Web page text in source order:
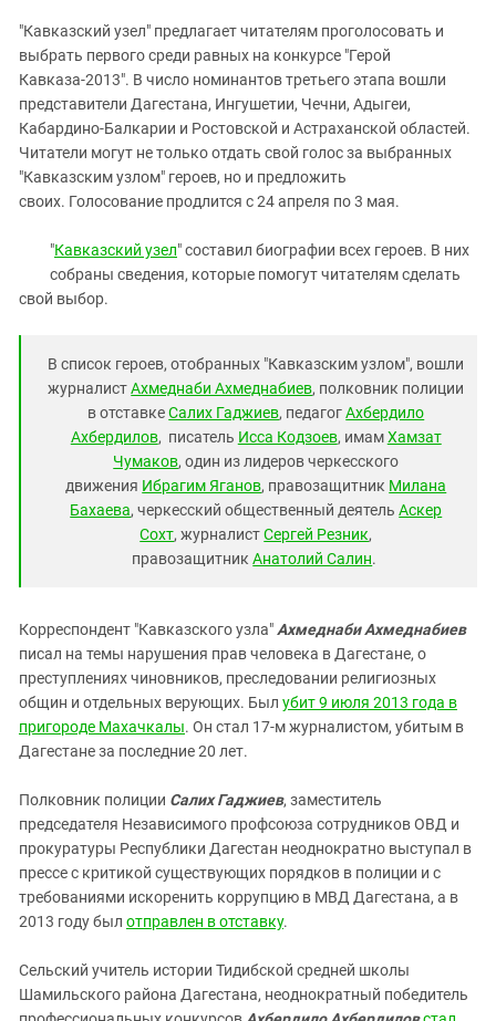
КАВКАЗ ЗА ПАЛЕСТИНУ
ИНАКОМЫСЛИЕ В ЧЕЧНЕ
ПРЕСЛЕДОВАНИЕ АКТИВИСТОВ
МОБИЛИЗАЦИЯ И ПРОТЕСТЫ
Ингушетия
Кабардино-Балкария
Калмыкия
Карачаево-Черкесия
Краснодарский край
Российская Федерация
Ростовская область
СКФО
Ставропольский край
Южная Осетия
Южный Кавказ
"Кавказский узел" предлагает читателям проголосовать и
выбрать первого среди равных на конкурсе "Герой
Кавказа-2013". В число номинантов третьего этапа вошли
представители Дагестана, Ингушетии, Чечни, Адыгеи,
Кабардино-Балкарии и Ростовской и Астраханской областей.
Читатели могут не только отдать свой голос за выбранных
"Кавказским узлом" героев, но и предложить
своих. Голосование продлится с 24 апреля по 3 мая.
"Кавказский узел" составил биографии всех героев. В них
собраны сведения, которые помогут читателям сделать
свой выбор.
В список героев, отобранных "Кавказским узлом", вошли
журналистАхмеднаби Ахмеднабиев, полковник полиции
в отставкеСалих Гаджиев, педагогАхбердило
Ахбердилов, писатель Исса Кодзоев, имамХамзат
Чумаков, один из лидеров черкесского
движения Ибрагим Яганов, правозащитник Милана
Бахаева, черкесский общественный деятельАскер
Сохт, журналистСергей Резник,
правозащитникАнатолий Салин.
Корреспондент "Кавказского узла" Ахмеднаби Ахмеднабиев
писал на темы нарушения прав человека в Дагестане, о
преступлениях чиновников, преследовании религиозных
общин и отдельных верующих. Был убит9 июля 2013 года в
пригороде Махачкалы. Он стал 17-м журналистом, убитым в
Дагестане за последние 20 лет.
Полковник полиции Салих Гаджиев, заместитель
председателя Независимого профсоюза сотрудников ОВД и
прокуратуры Республики Дагестан неоднократно выступал в
прессе с критикой существующих порядков в полиции и с
требованиями искоренить коррупцию в МВД Дагестана, а в
2013 году был отправлен в отставку.
Сельский учитель истории Тидибской средней школы
Шамильского района Дагестана, неоднократный победитель